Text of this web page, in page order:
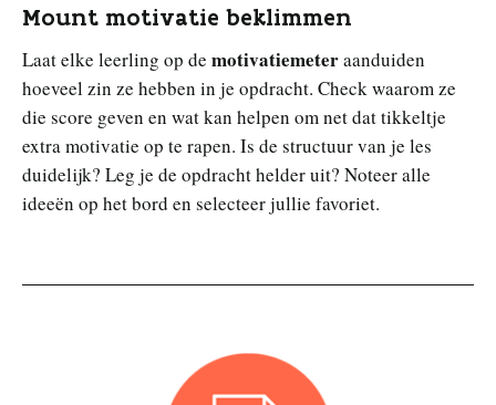
Mount motivatie beklimmen
Laat elke leerling op de motivatiemeteraanduiden
hoeveel zin ze hebben in je opdracht. Check waarom ze
die score geven en wat kan helpen om net dat tikkeltje
extra motivatie op te rapen. Is de structuur van je les
duidelijk? Leg je de opdracht helder uit? Noteer alle
ideeën op het bord en selecteer jullie favoriet.